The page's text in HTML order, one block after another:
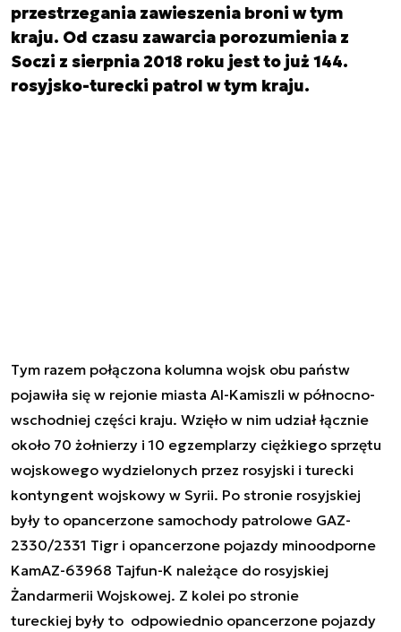
przestrzegania zawieszenia broni w tym
kraju. Od czasu zawarcia porozumienia z
Soczi z sierpnia 2018 roku jest to już 144.
rosyjsko-turecki patrol w tym kraju.
Tym razem połączona kolumna wojsk obu państw
pojawiła się w rejonie miasta Al-Kamiszli w północno-
wschodniej części kraju. Wzięło w nim udział łącznie
około 70 żołnierzy i 10 egzemplarzy ciężkiego sprzętu
wojskowego wydzielonych przez rosyjski i turecki
kontyngent wojskowy w Syrii. Po stronie rosyjskiej
były to opancerzone samochody patrolowe GAZ-
2330/2331 Tigr i opancerzone pojazdy minoodporne
KamAZ-63968 Tajfun-K należące do rosyjskiej
Żandarmerii Wojskowej. Z kolei po stronie
tureckiej były to odpowiednio opancerzone pojazdy